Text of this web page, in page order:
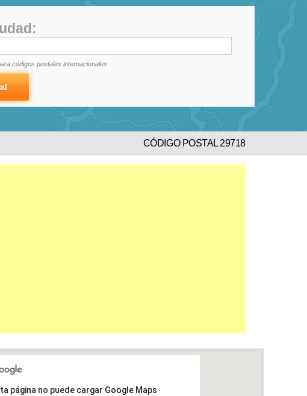
códigos postales internacionales
CÓDIGO POSTAL 29718
página no puede cargar Google Maps